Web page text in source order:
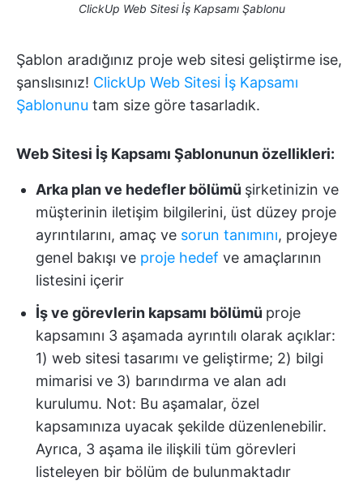
ClickUp Web Sitesi İş Kapsamı Şablonu
Şablon aradığınız proje web sitesi geliştirme ise,
şanslısınız! ClickUp Web Sitesi İş Kapsamı
Şablonunu tam size göre tasarladık.
Web Sitesi İş Kapsamı Şablonunun özellikleri:
Arka plan ve hedefler bölümü şirketinizin ve
müşterinin iletişim bilgilerini, üst düzey proje
ayrıntılarını, amaç ve sorun tanımını, projeye
genel bakışı ve proje hedef ve amaçlarının
listesini içerir
İş ve görevlerin kapsamı bölümü proje
kapsamını 3 aşamada ayrıntılı olarak açıklar:
1) web sitesi tasarımı ve geliştirme; 2) bilgi
mimarisi ve 3) barındırma ve alan adı
kurulumu. Not: Bu aşamalar, özel
kapsamınıza uyacak şekilde düzenlenebilir.
Ayrıca, 3 aşama ile ilişkili tüm görevleri
listeleyen bir bölüm de bulunmaktadır